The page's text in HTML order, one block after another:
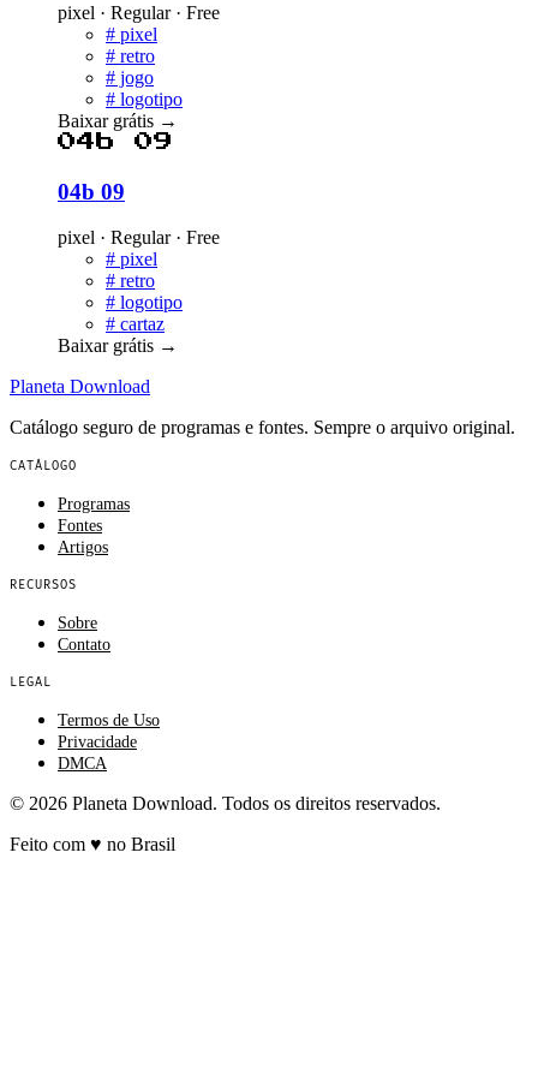
pixel · Regular · Free
# pixel
# retro
# jogo
# logotipo
Baixar grátis →
04b 09
04b 09
pixel · Regular · Free
# pixel
# retro
# logotipo
# cartaz
Baixar grátis →
Planeta Download
Catálogo seguro de programas e fontes. Sempre o arquivo original.
CATÁLOGO
Programas
Fontes
Artigos
RECURSOS
Sobre
Contato
LEGAL
Termos de Uso
Privacidade
DMCA
© 2026 Planeta Download. Todos os direitos reservados.
Feito com ♥ no Brasil